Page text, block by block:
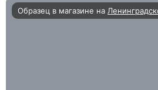
Образец в магазине на